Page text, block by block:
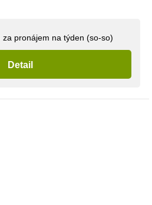
za pronájem na týden (so-so)
Detail